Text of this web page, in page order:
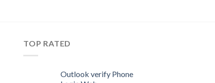
TOP RATED
Outlook verify Phone